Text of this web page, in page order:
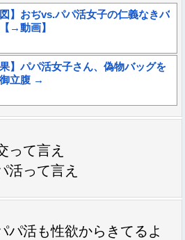
図】おぢvs.パパ活女子の仁義なきバ
→動画】
果】パパ活女子さん、偽物バッグを
立腹 →
って言え
活って言え
パ活も性欲からきてるよ